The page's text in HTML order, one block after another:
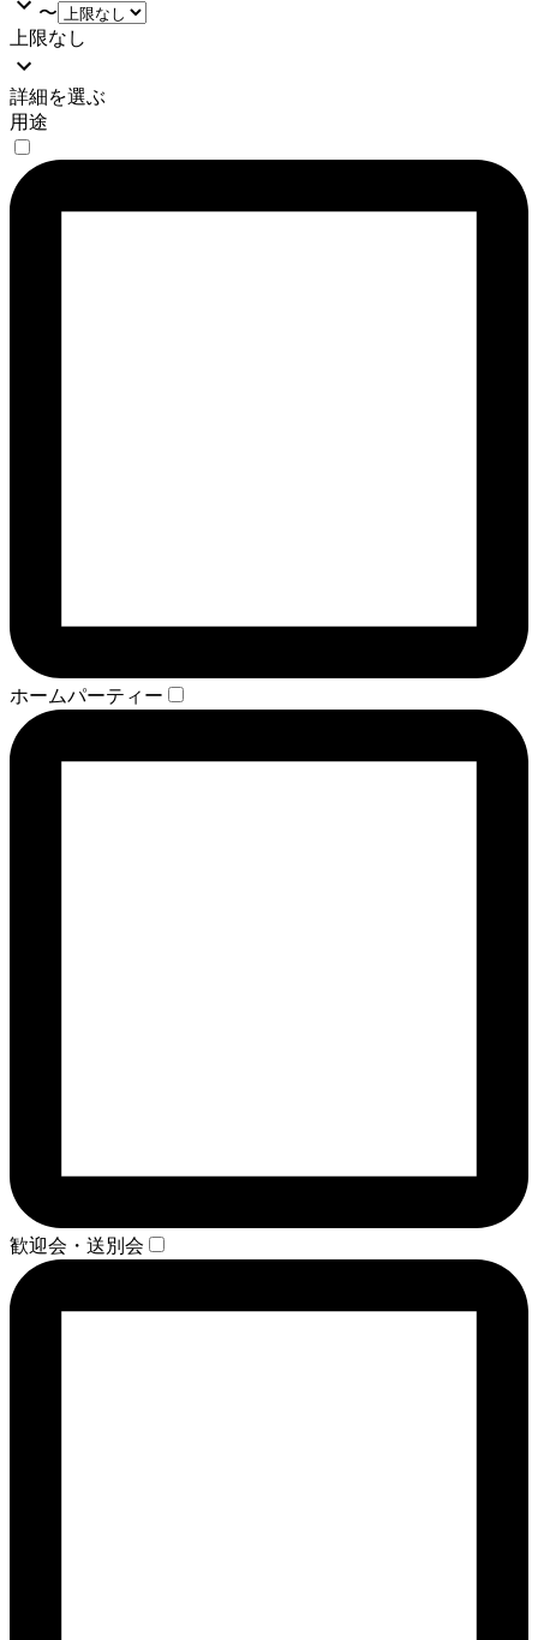
〜
上限なし
詳細を選ぶ
用途
ホームパーティー
歓迎会・送別会